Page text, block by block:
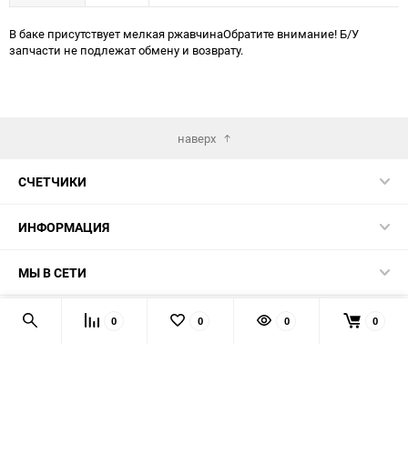
В баке присутствует мелкая ржавчинаОбратите внимание! Б/У
запчасти не подлежат обмену и возврату.
наверх
СЧЕТЧИКИ
ИНФОРМАЦИЯ
МЫ В СЕТИ
КОНТАКТЫ 0 0 0 0